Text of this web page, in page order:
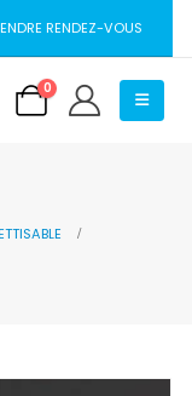
RENDEZ-VOUS
0